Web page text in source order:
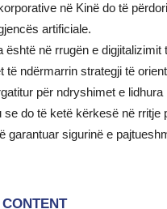
në Kinë do të
artificiale.
është në rrugën e digjitalizimit
të ndërmarrin strategji të
për ndryshimet e lidhura
se do të ketë kërkesë në rritje
garantuar sigurinë e